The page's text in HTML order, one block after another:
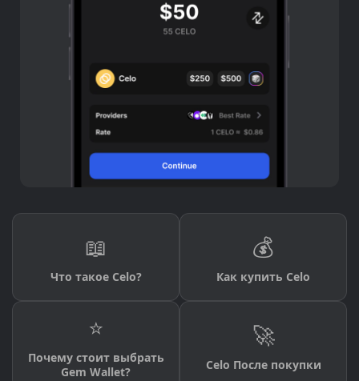
📖
Что такое Celo?
💰
Как купить Celo
⭐
Почему стоит выбрать
Gem Wallet?
🚀
Celo После покупки